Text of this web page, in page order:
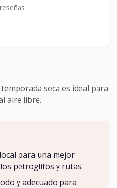
seca es ideal para
aire libre.
para una mejor
petroglifos y rutas.
y adecuado para